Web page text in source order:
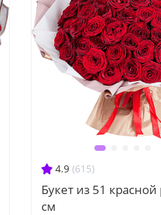
4.9 (615)
Букет из 51
см